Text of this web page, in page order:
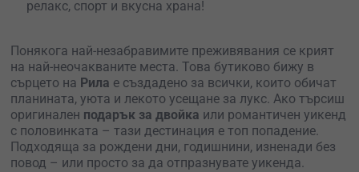
релакс, спорт и вкусна храна!
Понякога най-незабравимите преживявания се крият
на най-неочакваните места. Това бутиково бижу в
сърцето на Рила е създадено за всички, които обичат
планината, уюта и лекото усещане за лукс. Ако търсиш
оригинален подарък за двойка или романтичен уикенд
с половинката – тази дестинация е топ попадение.
Подходяща за рождени дни, годишнини, изненади без
повод – или просто за да отпразнувате уикенда.